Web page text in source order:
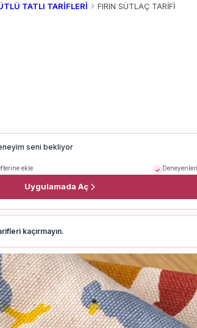
TATLI TARİFLERİ FIRIN SÜTLAÇ TARİFİ
seni bekliyor
ekle
Uygulamada Aç
kaçırmayın.